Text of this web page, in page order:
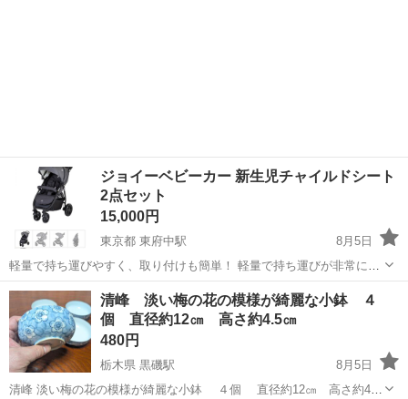
ジョイーベビーカー 新生児チャイルドシート
2点セット
15,000円
東京都 東府中駅
8月5日
軽量で持ち運びやすく、取り付けも簡単！ 軽量で持ち運びが非常に便
利で、取り付けの簡単です。 新生児から使用でき、赤ちゃんを乗せた
まま移動できる点が特に決め手でした◎ 部屋に運べば、バウンサーに
なり、店内にも持って行って寝か...
東京 府中市 東府中駅 ベビー用品 ジョイーベビーカー
清峰 淡い梅の花の模様が綺麗な小鉢 ４
個 直径約12㎝ 高さ約4.5㎝
480円
栃木県 黒磯駅
8月5日
清峰 淡い梅の花の模様が綺麗な小鉢 ４個 直径約12㎝ 高さ約4.5